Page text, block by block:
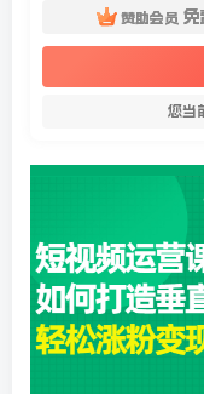
赞助会员 免
您当